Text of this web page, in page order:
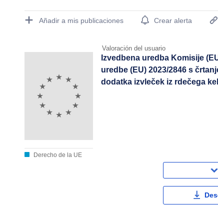
Publication Detail Actions Portlet
Añadir a mis publicaciones Crear alerta
Valoración del usuario
Derecho de la UE
Izvedbena uredba Komisije
uredbe (EU) 2023/2846 s
dodatka izvleček iz rdečega